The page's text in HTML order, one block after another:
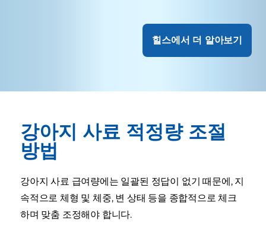
힐스에서 더 알아보기
강아지 사료 적정량 조절
방법
강아지 사료 급여량에는 일괄된 정답이 없기 때문에, 지
속적으로 체형 및 체중, 변 상태 등을 종합적으로 체크
하며 맞춤 조정해야 합니다.